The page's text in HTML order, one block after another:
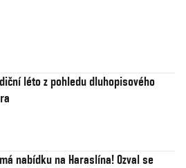
léto z pohledu dluhopisového
nabídku na Haraslína! Ozval se